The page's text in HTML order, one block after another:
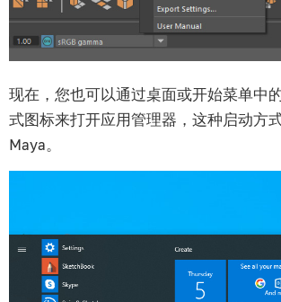
现在，您也可以通过桌面或开始菜单中
式图标来打开应用管理器，这种启动方
Maya。